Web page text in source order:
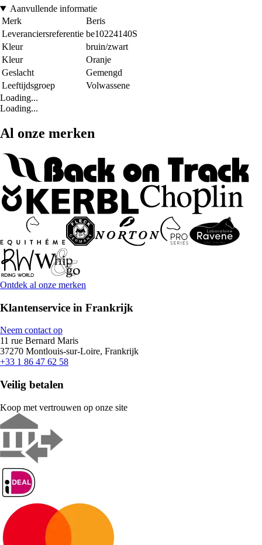
Aanvullende informatie
Merk
Beris
Leveranciersreferentie be10224140S
Kleur
bruin/zwart
Kleur
Oranje
Geslacht
Gemengd
Leeftijdsgroep
Volwassene
Loading...
Loading...
Al onze merken
Ontdek al onze merken
Klantenservice in Frankrijk
Neem contact op
11 rue Bernard Maris
37270 Montlouis-sur-Loire, Frankrijk
+33 1 86 47 62 58
Veilig betalen
Koop met vertrouwen op onze site